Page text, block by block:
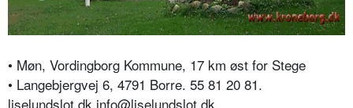
• Møn, Vordingborg Kommune, 17 km øst for Stege
• Langebjergvej 6, 4791 Borre. 55 81 20 81.
liselundslot.dk info@liselundslot.dk